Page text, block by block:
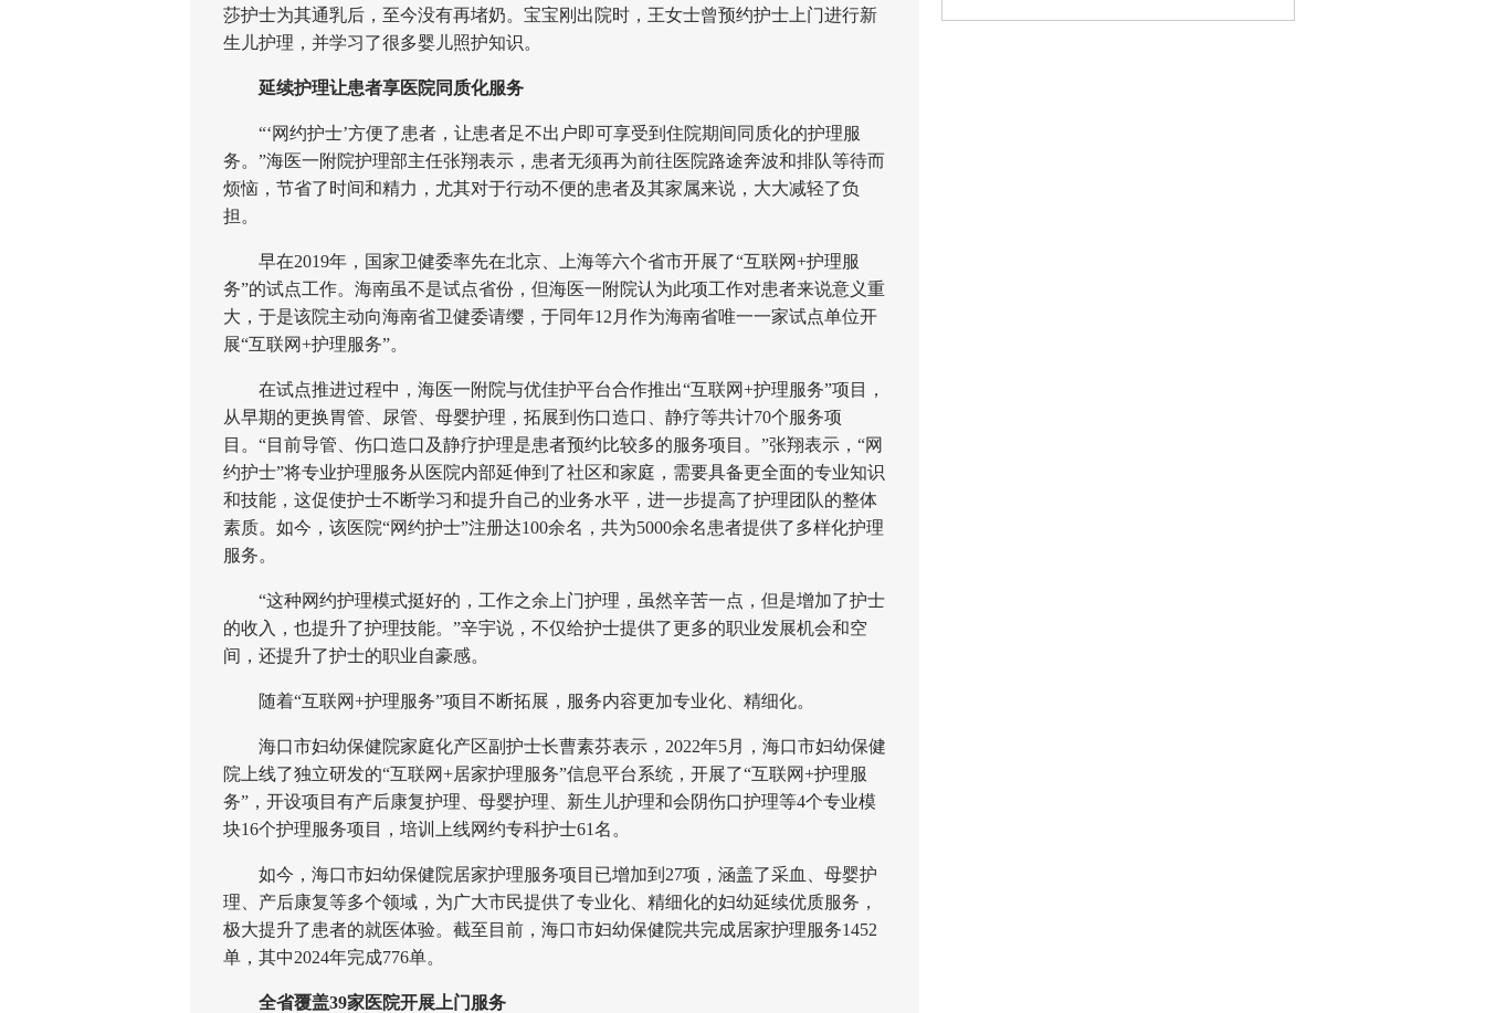
莎护士为其通乳后，至今没有再堵奶。宝宝刚出院时，王女士曾预约护士上门进行新
生儿护理，并学习了很多婴儿照护知识。
延续护理让患者享医院同质化服务
“‘网约护士’方便了患者，让患者足不出户即可享受到住院期间同质化的护理服
务。”海医一附院护理部主任张翔表示，患者无须再为前往医院路途奔波和排队等待而
烦恼，节省了时间和精力，尤其对于行动不便的患者及其家属来说，大大减轻了负
担。
早在2019年，国家卫健委率先在北京、上海等六个省市开展了“互联网+护理服
务”的试点工作。海南虽不是试点省份，但海医一附院认为此项工作对患者来说意义重
大，于是该院主动向海南省卫健委请缨，于同年12月作为海南省唯一一家试点单位开
展“互联网+护理服务”。
在试点推进过程中，海医一附院与优佳护平台合作推出“互联网+护理服务”项目，
从早期的更换胃管、尿管、母婴护理，拓展到伤口造口、静疗等共计70个服务项
目。“目前导管、伤口造口及静疗护理是患者预约比较多的服务项目。”张翔表示，“网
约护士”将专业护理服务从医院内部延伸到了社区和家庭，需要具备更全面的专业知识
和技能，这促使护士不断学习和提升自己的业务水平，进一步提高了护理团队的整体
素质。如今，该医院“网约护士”注册达100余名，共为5000余名患者提供了多样化护理
服务。
“这种网约护理模式挺好的，工作之余上门护理，虽然辛苦一点，但是增加了护士
的收入，也提升了护理技能。”辛宇说，不仅给护士提供了更多的职业发展机会和空
间，还提升了护士的职业自豪感。
随着“互联网+护理服务”项目不断拓展，服务内容更加专业化、精细化。
海口市妇幼保健院家庭化产区副护士长曹素芬表示，2022年5月，海口市妇幼保健
院上线了独立研发的“互联网+居家护理服务”信息平台系统，开展了“互联网+护理服
务”，开设项目有产后康复护理、母婴护理、新生儿护理和会阴伤口护理等4个专业模
块16个护理服务项目，培训上线网约专科护士61名。
如今，海口市妇幼保健院居家护理服务项目已增加到27项，涵盖了采血、母婴护
理、产后康复等多个领域，为广大市民提供了专业化、精细化的妇幼延续优质服务，
极大提升了患者的就医体验。截至目前，海口市妇幼保健院共完成居家护理服务1452
单，其中2024年完成776单。
全省覆盖39家医院开展上门服务